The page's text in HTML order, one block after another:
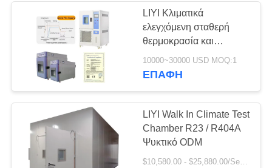
LIYI Κλιματικά
ελεγχόμενη σταθερή
θερμοκρασία και
υγρασία εναλλασσόμενη
υγρασία και θερμότητα
10000~30000 USD MOQ:1
ΕΠΑΦΉ
LIYI Walk In Climate Test
Chamber R23 / R404A
Ψυκτικό ODM
$10,580.00 - $25,880.00/Set MOQ:1